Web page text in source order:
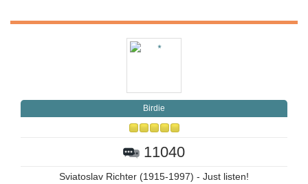
Birdie
11040
Sviatoslav Richter (1915-1997) - Just listen!